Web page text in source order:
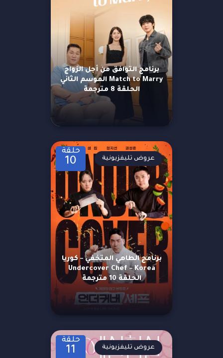
برنامج التوافق من أجل الزواج
Match to Marry الموسم الثاني
الحلقة 8 مترجمة
حلقة
10
برنامج الطاهي المتخفي – كوريا
Undercover Chef – Korea
الحلقة 10 مترجمة
عروض تليفزيونية
حلقة
11 عروض تليفزيونية